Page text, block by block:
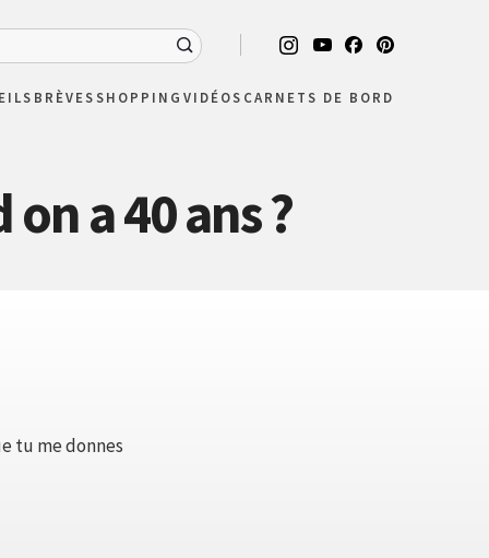
BRÈVESSHOPPING VIDÉOS CARNETS DE BORD
a 40 ans ?
tu me donnes